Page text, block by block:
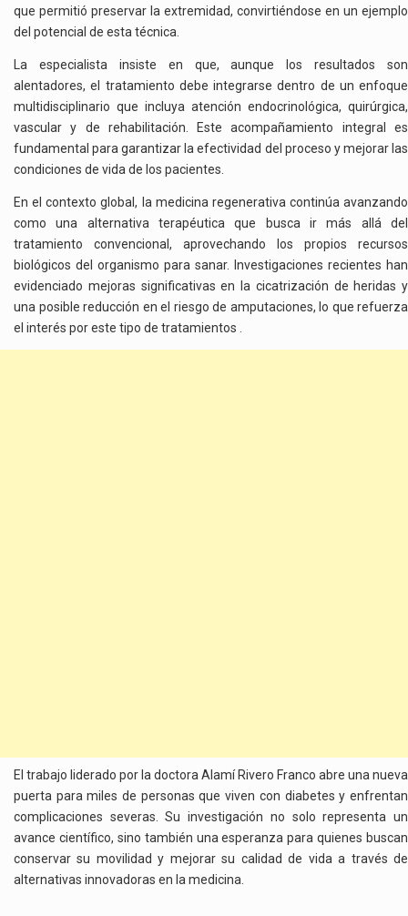
que permitió preservar la extremidad, convirtiéndose en un ejemplo
del potencial de esta técnica.
La especialista insiste en que, aunque los resultados son
alentadores, el tratamiento debe integrarse dentro de un enfoque
multidisciplinario que incluya atención endocrinológica, quirúrgica,
vascular y de rehabilitación. Este acompañamiento integral es
fundamental para garantizar la efectividad del proceso y mejorar las
condiciones de vida de los pacientes.
En el contexto global, la medicina regenerativa continúa avanzando
como una alternativa terapéutica que busca ir más allá del
tratamiento convencional, aprovechando los propios recursos
biológicos del organismo para sanar. Investigaciones recientes han
evidenciado mejoras significativas en la cicatrización de heridas y
una posible reducción en el riesgo de amputaciones, lo que refuerza
el interés por este tipo de tratamientos .
El trabajo liderado por la doctora Alamí Rivero Franco abre una nueva
puerta para miles de personas que viven con diabetes y enfrentan
complicaciones severas. Su investigación no solo representa un
avance científico, sino también una esperanza para quienes buscan
conservar su movilidad y mejorar su calidad de vida a través de
alternativas innovadoras en la medicina.